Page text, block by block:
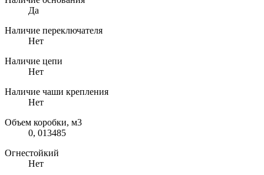
Да
Наличие переключателя
Нет
Наличие цепи
Нет
Наличие чаши крепления
Нет
Объем коробки, м3
0, 013485
Огнестойкий
Нет